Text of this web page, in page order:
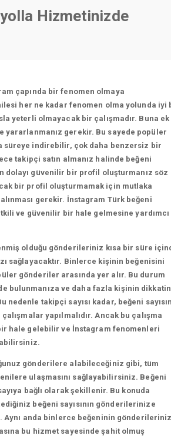
Hizmetinizde
çapında bir fenomen olmaya
her ne kadar fenomen olma yolunda iyi
yeterli olmayacak bir çalışmadır. Buna ek
yararlanmanız gerekir. Bu sayede popüler
süreye indirebilir, çok daha benzersiz bir
takipçi satın almanız halinde beğeni
dolayı güvenilir bir profil oluşturmanız söz
bir profil oluşturmamak için mutlaka
gerekir. İnstagram Türk beğeni
ve güvenilir bir hale gelmesine yardımcı
olduğu gönderileriniz kısa bir süre
sağlayacaktır. Binlerce kişinin beğenisini
gönderiler arasında yer alır. Bu durum
bulunmanıza ve daha fazla kişinin
nedenle takipçi sayısı kadar, beğeni
yapılmalıdır. Ancak bu çalışma
hale gelebilir ve İnstagram fenomenleri
gönderilere alabileceğiniz gibi, tüm
ulaşmasını sağlayabilirsiniz. Beğeni
bağlı olarak şekillenir. Bu konuda
beğeni sayısının gönderilerinize
anda binlerce beğeninin
bu hizmet sayesinde şahit olmuş